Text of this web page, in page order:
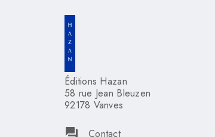
Éditions Hazan
58 rue Jean Bleuzen
92178 Vanves
question_answer Contact